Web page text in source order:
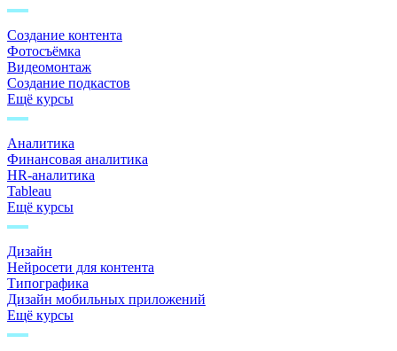
Создание контента
Фотосъёмка
Видеомонтаж
Создание подкастов
Ещё курсы
Аналитика
Финансовая аналитика
HR-аналитика
Tableau
Ещё курсы
Дизайн
Нейросети для контента
Типографика
Дизайн мобильных приложений
Ещё курсы